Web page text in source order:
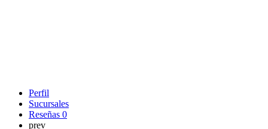
Perfil
Sucursales
Reseñas 0
prev